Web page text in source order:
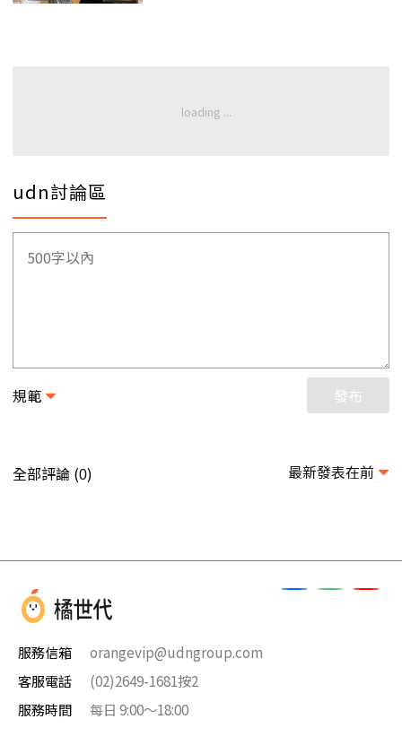
udn討論區
規範 發布
全部評論 (0) 最新發表在前
服務信箱
orangevip@udngroup.com
客服電話
(02)2649-1681按2
服務時間
每日 9:00～18:00